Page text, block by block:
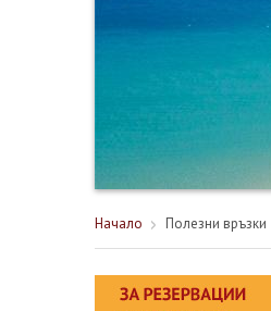
Начало Полезни връзки